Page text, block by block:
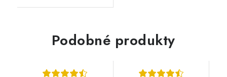
Podobné produkty